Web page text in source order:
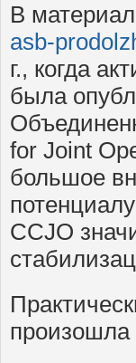
В
asb-
г., когда
была
for Joint
большое
CCJO
произошла